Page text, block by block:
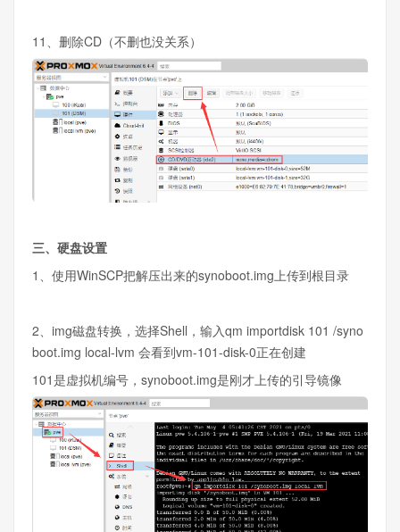
11、删除CD（不删也没关系）
三、硬盘设置
1、使用WinSCP把解压出来的synoboot.img上传到根目录
2、img磁盘转换，选择Shell，输入qm importdisk 101 /syno
boot.img local-lvm 会看到vm-101-disk-0正在创建
101是虚拟机编号，synoboot.img是刚才上传的引导镜像